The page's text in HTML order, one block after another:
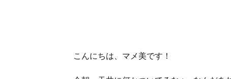
こんにちは、マメ美です！